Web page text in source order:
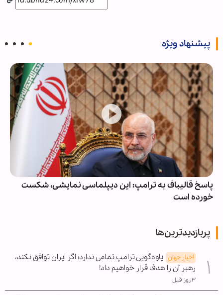
پیشنهاد ویژه
پاسخ قالیباف به ترامپ: این دیپلماسی نمایشی، شکست
خورده است
پربازدیدترین‌ها
اخبار جهان یاوه‌گویی ترامپ تمامی ندارد؛ اگر ایران توافق نکند،
رهبر آن را هدف قرار خواهیم داد!
۳ روز قبل